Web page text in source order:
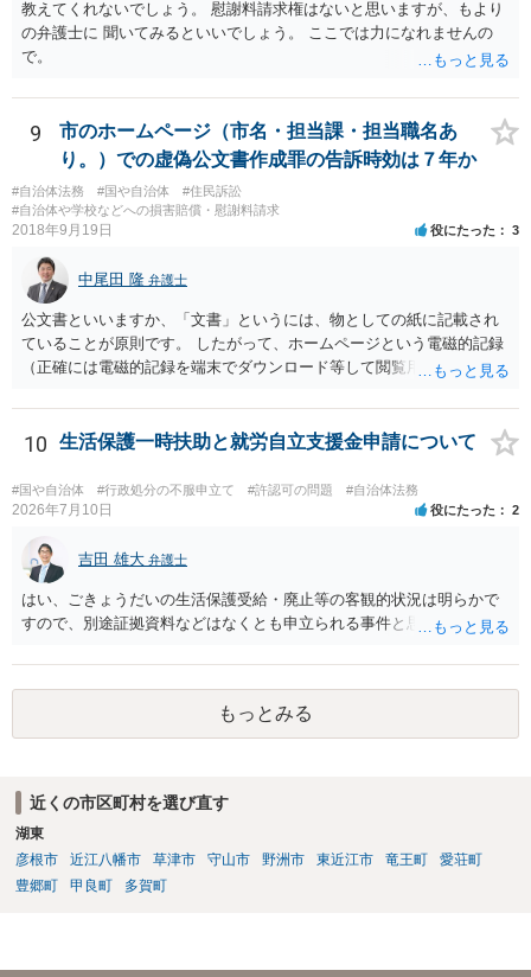
教えてくれないでしょう。 慰謝料請求権はないと思いますが、もより
の弁護士に 聞いてみるといいでしょう。 ここでは力になれませんの
で。
9
市のホームページ（市名・担当課・担当職名あ
り。）での虚偽公文書作成罪の告訴時効は７年か
#自治体法務 #国や自治体
#住民訴訟
#自治体や学校などへの損害賠償・慰謝料請求
2018年9月19日 役にたった 3
中尾田 隆 弁護士
公文書といいますか、「文書」というには、物としての紙に記載され
ていることが原則です。 したがって、ホームページという電磁的記録
（正確には電磁的記録を端末でダウンロード等して閲覧用のソフトで
するか否かとなります。 また、自動計算シートが「権利、義務又は事
実証明に関する電磁的記録」に該当するか否かは、具体的な裁判とな
ったときに裁判所がどのように判断するかは予測できません。 私見で
すが、一般論としては、ホームページ上の自動計算シートはあくまで
参考の情報であり、何か手続きをするさいに具体的に算定することに
録」に該当しないと考えられます。 なお、刑法１６１条の２は「人の
事務処理を誤らせる目的で、」という要件がかかっているため、当該
目的を欠く場合は刑法１６１条の２に該当しません。
10 生活保護一時扶助と就労自立支援金申請について
#国や自治体 #行政処分の不服申立て #許認可の問題 #自治体法務
2026年7月10日 役にたった 2
吉田 雄大 弁護士
はい、ごきょうだいの生活保護受給・廃止等の客観的状況は明らかで
すので、別途証拠資料などはなくとも申立られる事件と思います。
もっとみる
近くの市区町村を選び直す
湖東
彦根市
近江八幡市 草津市 守山市 野洲市 東近江市 竜王町
愛荘町
豊郷町
甲良町 多賀町